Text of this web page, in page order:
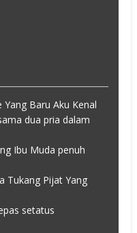
Baru Aku Kenal
dua pria dalam
Ibu Muda penuh
Tukang Pijat Yang
setatus